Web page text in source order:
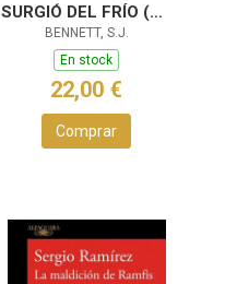
SURGIÓ DEL FRÍO (SU
MAJESTAD, LA
REINA
INVESTIGADORA 5)
BENNETT, S.J.
En stock
22,00 €
Comprar